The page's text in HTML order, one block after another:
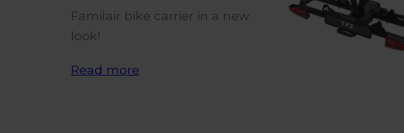
Familair bike carrier in a new
look!
Read more